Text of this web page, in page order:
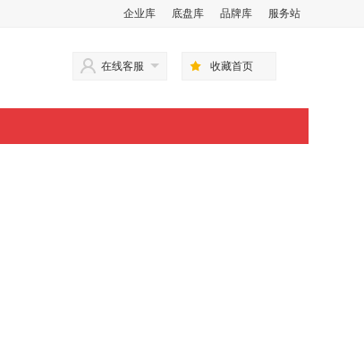
企业库 底盘库 品牌库 服务站
在线客服 收藏首页